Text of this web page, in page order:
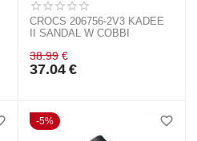
CROCS 206756-2V3 KADEE
II SANDAL W COBBI
38.99 €
37.04 €
5%